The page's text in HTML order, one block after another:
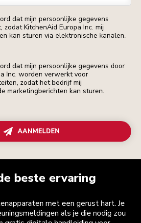
dat mijn persoonlijke gegevens
KitchenAid Europa Inc. mij
kan sturen via elektronische kanalen.
dat mijn persoonlijke gegevens door
Inc. worden verwerkt voor
zodat het bedrijf mij
marketingberichten kan sturen.
AANMELDEN
beste ervaring
met een gerust hart. Je
als je die nodig zou